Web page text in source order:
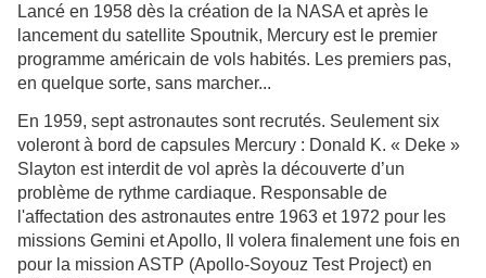
Lancé en 1958 dès la création de la NASA et après le
lancement du satellite Spoutnik, Mercury est le premier
programme américain de vols habités. Les premiers pas,
en quelque sorte, sans marcher...
En 1959, sept astronautes sont recrutés. Seulement six
voleront à bord de capsules Mercury : Donald K. « Deke »
Slayton est interdit de vol après la découverte d’un
problème de rythme cardiaque. Responsable de
l'affectation des astronautes entre 1963 et 1972 pour les
missions Gemini et Apollo, Il volera finalement une fois en
pour la mission ASTP (Apollo-Soyouz Test Project) en